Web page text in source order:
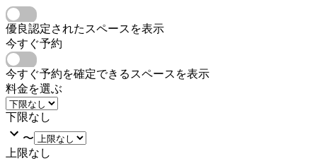
優良認定されたスペースを表示
今すぐ予約
今すぐ予約を確定できるスペースを表示
料金を選ぶ
下限なし
〜
上限なし